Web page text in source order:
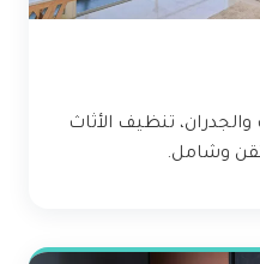
تنظيف الأثاث
وشامل.